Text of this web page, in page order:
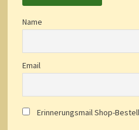
Name
Email
Erinnerungsmail Shop-